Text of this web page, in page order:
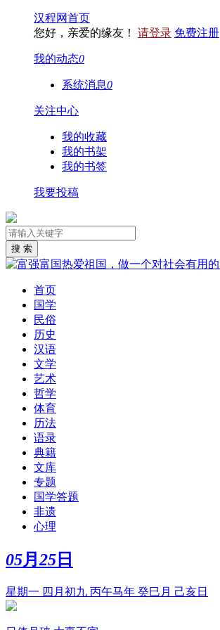
汉程网首页
您好，亲爱的缘友！ 请登录 免费注册
我的动态0
系统消息0
关注中心
我的收藏
我的书架
我的书签
我要投稿
首页
国学
民俗
历史
汉语
文学
艺术
哲学
体育
历法
语录
典籍
文库
专题
国学答题
非遗
心理
05月 25 日
星期一 四月初九 丙午马年 癸巳月 己亥日